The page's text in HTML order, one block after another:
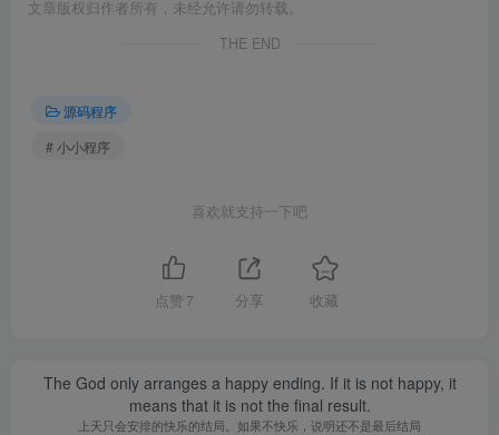
文章版权归作者所有，未经允许请勿转载。
THE END
源码程序
# 小小程序
喜欢就支持一下吧
点赞 7 分享 收藏
The God only arranges a happy ending. If it is not happy, it
means that it is not the final result.
上天只会安排的快乐的结局。如果不快乐，说明还不是最后结局